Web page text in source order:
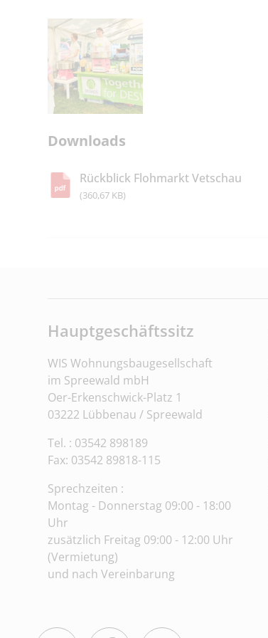
Downloads
Rückblick Flohmarkt Vetschau
(360,67 KB)
Hauptgeschäftssitz
WIS Wohnungsbaugesellschaft
im Spreewald mbH
Oer-Erkenschwick-Platz 1
03222 Lübbenau / Spreewald
Tel. : 03542 898189
Fax: 03542 89818-115
Sprechzeiten :
Montag - Donnerstag 09:00 - 18:00
Uhr
zusätzlich Freitag 09:00 - 12:00 Uhr
(Vermietung)
und nach Vereinbarung